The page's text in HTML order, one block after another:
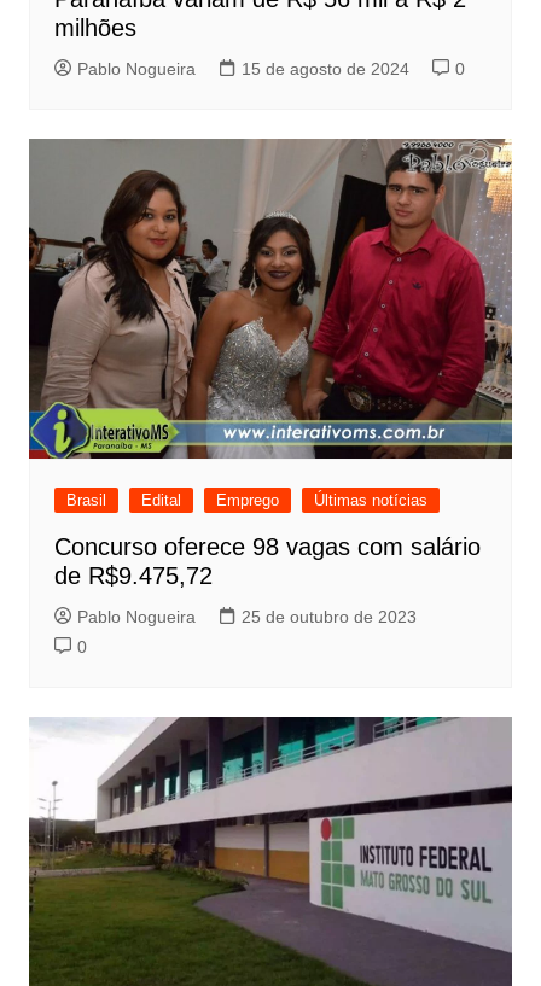
milhões
Pablo Nogueira 15 de agosto de 2024 0
Brasil Edital Emprego Últimas notícias
Concurso oferece 98 vagas com salário
de R$9.475,72
Pablo Nogueira
25 de outubro de 2023
0